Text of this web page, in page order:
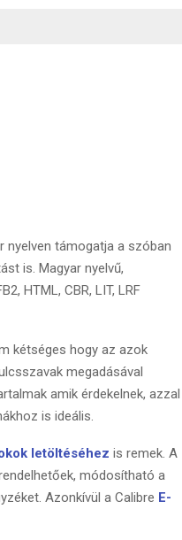
nyelven támogatja a szóban
is. Magyar nyelvű,
HTML, CBR, LIT, LRF
kétséges hogy az azok
megadásával
amik érdekelnek, azzal
is ideális.
letöltéséhez is remek. A
módosítható a
Azonkívül a Calibre E-